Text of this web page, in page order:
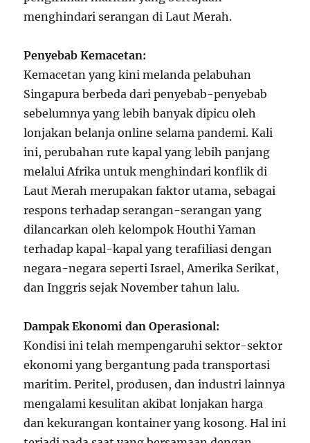
menghindari serangan di Laut Merah.
Penyebab Kemacetan:
Kemacetan yang kini melanda pelabuhan
Singapura berbeda dari penyebab-penyebab
sebelumnya yang lebih banyak dipicu oleh
lonjakan belanja online selama pandemi. Kali
ini, perubahan rute kapal yang lebih panjang
melalui Afrika untuk menghindari konflik di
Laut Merah merupakan faktor utama, sebagai
respons terhadap serangan-serangan yang
dilancarkan oleh kelompok Houthi Yaman
terhadap kapal-kapal yang terafiliasi dengan
negara-negara seperti Israel, Amerika Serikat,
dan Inggris sejak November tahun lalu.
Dampak Ekonomi dan Operasional:
Kondisi ini telah mempengaruhi sektor-sektor
ekonomi yang bergantung pada transportasi
maritim. Peritel, produsen, dan industri lainnya
mengalami kesulitan akibat lonjakan harga
dan kekurangan kontainer yang kosong. Hal ini